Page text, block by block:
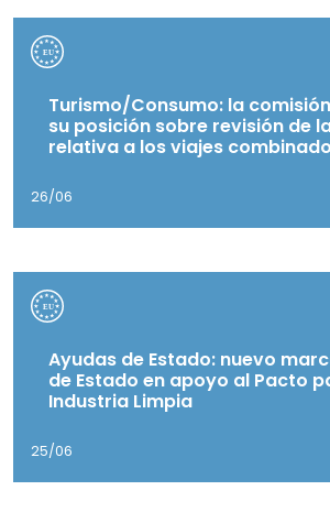
Turismo/Consumo: la
su posición sobre revisión de
relativa a los viajes
26/06
Ayudas de Estado: nuevo
de Estado en apoyo al Pacto
Industria Limpia
25/06